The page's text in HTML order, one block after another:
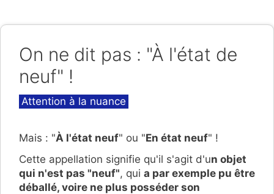
On ne dit pas : "À l'état de
neuf" !
Catégories
Attention à la nuance
Mais : "À l'état neuf" ou "En état neuf" !
Cette appellation signifie qu'il s'agit d'un objet
qui n'est pas "neuf", qui a par exemple pu être
déballé, voire ne plus posséder son